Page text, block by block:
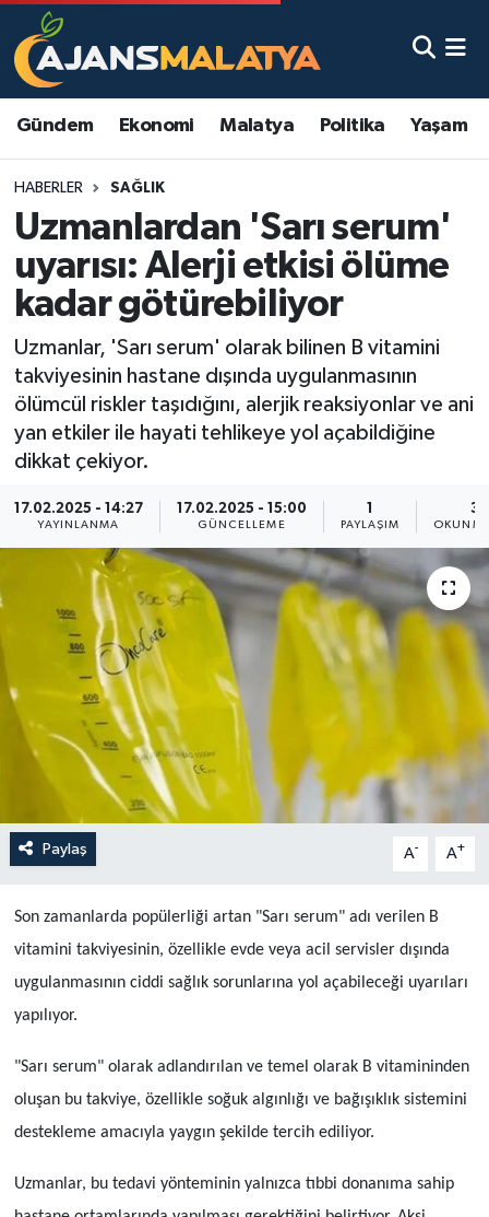
Gündem Ekonomi Malatya Politika Yaşam
HABERLER SAĞLIK
Uzmanlardan 'Sarı serum'
uyarısı: Alerji etkisi ölüme
kadar götürebiliyor
Uzmanlar, 'Sarı serum' olarak bilinen B vitamini
takviyesinin hastane dışında uygulanmasının
ölümcül riskler taşıdığını, alerjik reaksiyonlar ve ani
yan etkiler ile hayati tehlikeye yol açabildiğine
dikkat çekiyor.
17.02.2025 - 14:27
YAYINLANMA
17.02.2025 - 15:00
GÜNCELLEME
1
PAYLAŞIM
3
Paylaş A- A+
Son zamanlarda popülerliği artan "Sarı serum" adı verilen B
vitamini takviyesinin, özellikle evde veya acil servisler dışında
uygulanmasının ciddi sağlık sorunlarına yol açabileceği uyarıları
yapılıyor.
"Sarı serum" olarak adlandırılan ve temel olarak B vitamininden
oluşan bu takviye, özellikle soğuk algınlığı ve bağışıklık sistemini
destekleme amacıyla yaygın şekilde tercih ediliyor.
Uzmanlar, bu tedavi yönteminin yalnızca tıbbi donanıma sahip
Asayiş
Eğitim
Gündem
Kadın
Kültür & Sanat
Magazin
Politika
Sağlık
Spor
Teknoloji
Yaşam
Malatya Nöbetçi Eczaneler
Malatya Namaz Vakitleri
Malatya Trafik Yoğunluk Haritası
TFF 3.Lig 2.Grup Puan Durumu ve Fikstür
Tüm Manşetler
Son Dakika Haberleri
Haber Arşivi